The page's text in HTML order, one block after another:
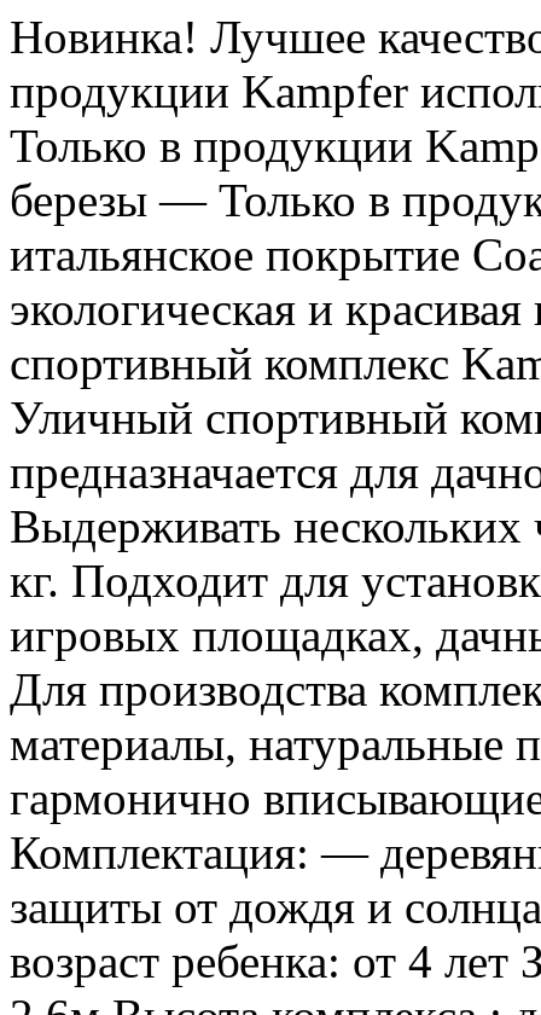
Новинка! Лучшее
продукции Kampfer
Только в продукции
березы — Только в
итальянское покрытие
экологическая и
спортивный комплекс
Уличный спортивный
предназначается для
Выдерживать
кг. Подходит для
игровых площадках,
Для производства
материалы, натуральные
гармонично
Комплектация: —
защиты от дождя и
возраст ребенка: от 4